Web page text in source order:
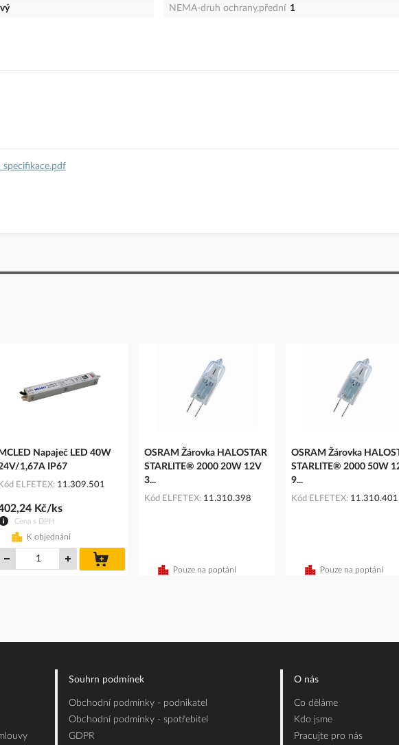
NEMA-druh ochrany,přední 1
specifikace.pdf
MCLED Napaječ LED 40W
1,67A IP67
Kód ELFETEX 11.309.501
Cena s DPH
Kč/ks
K objednání
košíku
OSRAM Žárovka HALOSTAR
STARLITE® 2000 20W 12V
3...
Kód ELFETEX 11.310.398
Pouze na poptání
OSRAM Žárovka
STARLITE® 2000 50W
9...
Kód ELFETEX 11.310.401
Pouze na poptání
Souhrn podmínek
Obchodní podmínky - podnikatel
Obchodní podmínky - spotřebitel
GDPR
O nás
Co děláme
Kdo jsme
Pracujte pro nás